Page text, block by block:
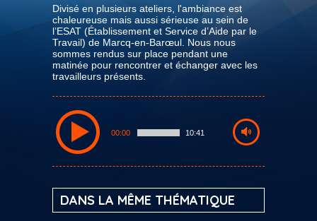
Divisé en plusieurs ateliers, l'ambiance est
chaleureuse mais aussi sérieuse au sein de
l’ESAT (Établissement et Service d’Aide par le
Travail) de Marcq-en-Barœul. Nous nous
sommes rendus sur place pendant une
matinée pour rencontrer et échanger avec les
travailleurs présents.
00:00 10:41
DANS LA MÊME THÉMATIQUE